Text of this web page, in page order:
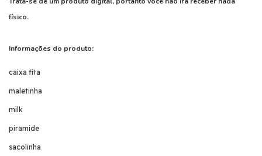
físico.
Informações do produto:
caixa fita
maletinha
milk
piramide
sacolinha